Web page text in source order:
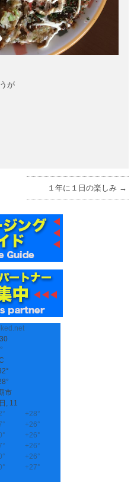
が
１年に１日の楽しみ →
°
市
, 11
+28°
+26°
+26°
+26°
+26°
+27°